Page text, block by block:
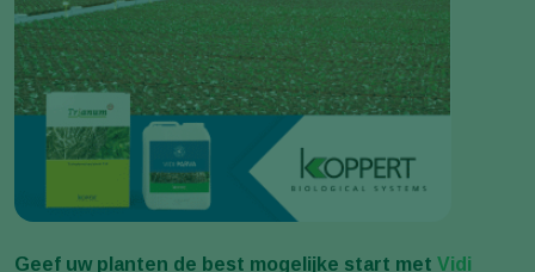
Geef uw planten de best mogelijke start met Vidi